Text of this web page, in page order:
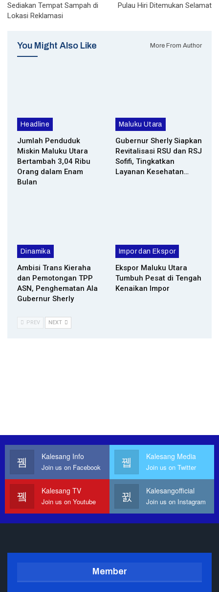
Sediakan Tempat Sampah di
Lokasi Reklamasi
Pulau Hiri Ditemukan Selamat
You Might Also Like More From Author
Headline
Jumlah Penduduk
Miskin Maluku Utara
Bertambah 3,04 Ribu
Orang dalam Enam
Bulan
Maluku Utara
Gubernur Sherly Siapkan
Revitalisasi RSU dan RSJ
Sofifi, Tingkatkan
Layanan Kesehatan…
Dinamika
Ambisi Trans Kieraha
dan Pemotongan TPP
ASN, Penghematan Ala
Gubernur Sherly
Impor dan Ekspor
Ekspor Maluku Utara
Tumbuh Pesat di Tengah
Kenaikan Impor
PREV NEXT
Kalesang Info
Join us on Facebook
Kalesang Media
Join us on Twitter
Kalesang TV
Join us on Youtube
Kalesangofficial
Join us on Instagram
Member